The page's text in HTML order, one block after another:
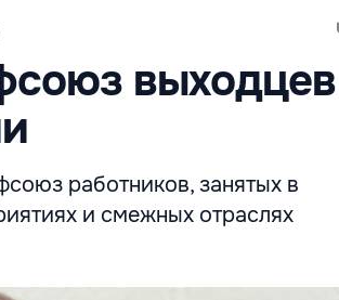
выходцев
работников, занятых в
и смежных отраслях